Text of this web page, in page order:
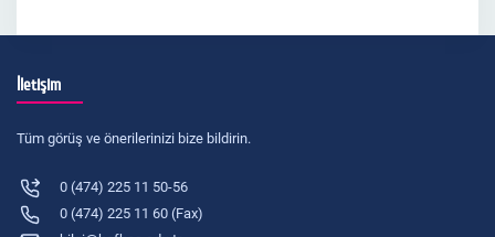
İletişim
Tüm görüş ve önerilerinizi bize bildirin.
0 (474) 225 11 50-56
0 (474) 225 11 60 (Fax)